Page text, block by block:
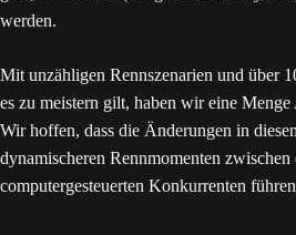
geht, wann DRS (Drag Reduction
Mit unzähligen Rennszenarien und über
es zu meistern gilt, haben wir eine
Wir hoffen, dass die Änderungen in
dynamischeren Rennmomenten zwischen